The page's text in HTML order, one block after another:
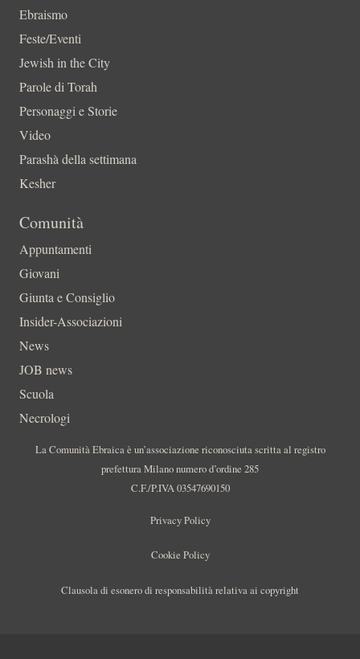
Ebraismo
Feste/Eventi
Jewish in the City
Parole di Torah
Personaggi e Storie
Video
Parashà della settimana
Kesher
Comunità
Appuntamenti
Giovani
Giunta e Consiglio
Insider-Associazioni
News
JOB news
Scuola
Necrologi
La Comunità Ebraica è un’associazione riconosciuta scritta al registro
prefettura Milano numero d’ordine 285
C.F./P.IVA 03547690150
Privacy Policy
Cookie Policy
Clausola di esonero di responsabilità relativa ai copyright